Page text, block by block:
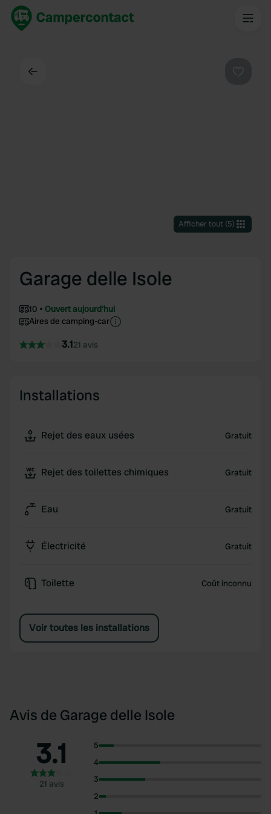
Afficher tout(5)
Garage delle Isole
10
Ouvert aujourd'hui
Aires de camping-car
3.121 avis
Installations
Rejet des eaux usées Gratuit
Rejet des toilettes chimiques Gratuit
Eau Gratuit
Électricité Gratuit
Toilette Coût inconnu
Voir toutes les installations
Avis de Garage delle Isole
3.1
21 avis
5
4
3
2